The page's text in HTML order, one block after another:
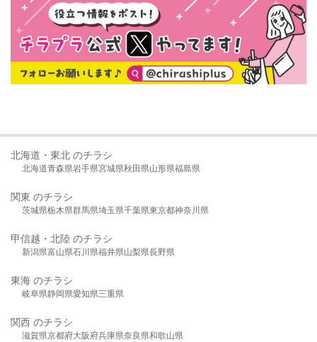
北海道・東北 のチラシ
北海道青森県岩手県宮城県秋田県山形県福島県
関東 のチラシ
茨城県栃木県群馬県埼玉県千葉県東京都神奈川県
甲信越・北陸 のチラシ
新潟県富山県石川県福井県山梨県長野県
東海 のチラシ
岐阜県静岡県愛知県三重県
関西 のチラシ
滋賀県京都府大阪府兵庫県奈良県和歌山県